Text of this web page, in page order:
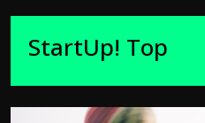
StartUp! Top